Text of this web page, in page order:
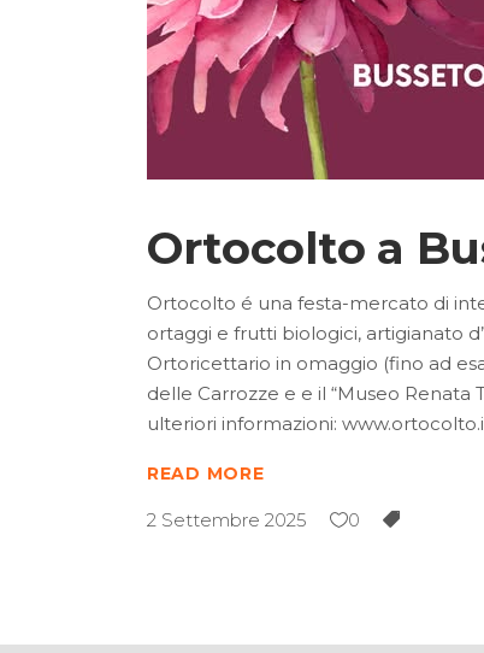
Ortocolto a
Ortocolto é una festa-mercato di
ortaggi e frutti biologici, artigianato
Ortoricettario in omaggio (fino ad
delle Carrozze e e il “Museo
ulteriori informazioni:
READ MORE
2 Settembre 2025 0